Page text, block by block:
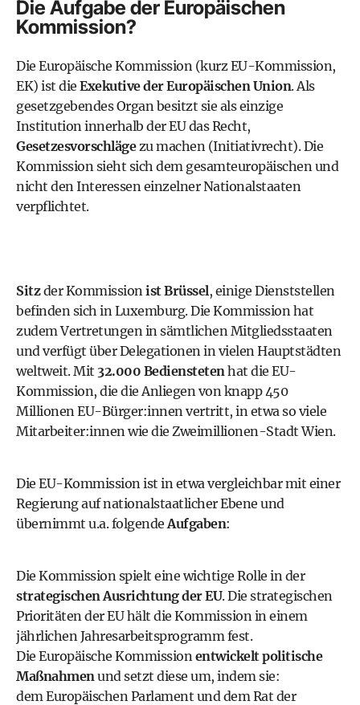
Die Aufgabe der Europäischen
Kommission?
Die Europäische Kommission (kurz EU-Kommission,
EK) ist die Exekutive der Europäischen Union. Als
gesetzgebendes Organ besitzt sie als einzige
Institution innerhalb der EU das Recht,
Gesetzesvorschlägezu machen (Initiativrecht). Die
Kommission sieht sich dem gesamteuropäischen und
nicht den Interessen einzelner Nationalstaaten
verpflichtet.
Sitzder Kommissionist Brüssel, einige Dienststellen
befinden sich in Luxemburg. Die Kommission hat
zudem Vertretungen in sämtlichen Mitgliedsstaaten
und verfügt über Delegationen in vielen Hauptstädten
weltweit. Mit 32.000 Bedienstetenhat die EU-
Kommission, die die Anliegen von knapp 450
Millionen EU-Bürger:innen vertritt, in etwa so viele
Mitarbeiter:innen wie die Zweimillionen-Stadt Wien.
Die EU-Kommission ist in etwa vergleichbar mit einer
Regierung auf nationalstaatlicher Ebene und
übernimmt u.a. folgendeAufgaben:
Die Kommission spielt eine wichtige Rolle in der
strategischen Ausrichtung der EU. Die strategischen
Prioritäten der EU hält die Kommission in einem
jährlichen Jahresarbeitsprogramm fest.
Die Europäische Kommissionentwickelt politische
Maßnahmenund setzt diese um, indem sie:
dem Europäischen Parlament und dem Rat der